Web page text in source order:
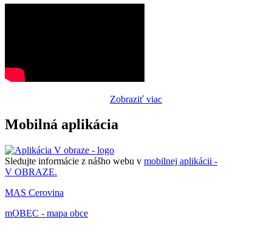
Zobraziť viac
Mobilná aplikácia
Sledujte informácie z nášho webu v mobilnej aplikácii -
V OBRAZE.
MAS Cerovina
mOBEC - mapa obce